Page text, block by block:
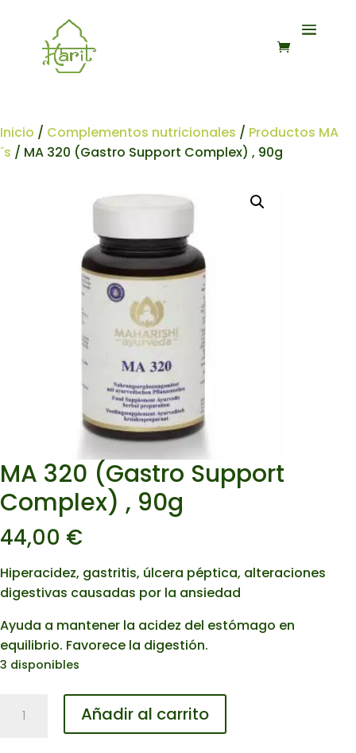
Inicio / Complementos nutricionales / Productos MA
´s / MA 320 (Gastro Support Complex) , 90g
MA 320 (Gastro Support
Complex) , 90g
44,00 €
Hiperacidez, gastritis, úlcera péptica, alteraciones
digestivas causadas por la ansiedad
Ayuda a mantener la acidez del estómago en
equilibrio. Favorece la digestión.
3 disponibles
Añadir al carrito